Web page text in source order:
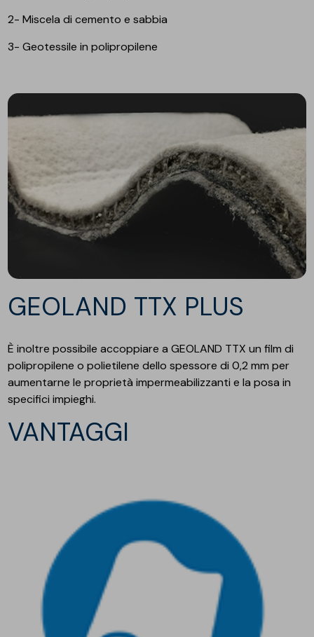
2- Miscela di cemento e sabbia
3- Geotessile in polipropilene
GEOLAND TTX PLUS
È inoltre possibile accoppiare a GEOLAND TTX un film di
polipropilene o polietilene dello spessore di 0,2 mm per
aumentarne le proprietà impermeabilizzanti e la posa in
specifici impieghi.
VANTAGGI